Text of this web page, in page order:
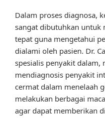
Dalam proses diagnosa,
sangat dibutuhkan untuk
tepat guna mengetahui
dialami oleh pasien. Dr.
spesialis penyakit dalam,
mendiagnosis penyakit
cermat dalam menelaah
melakukan berbagai
agar dapat memberikan